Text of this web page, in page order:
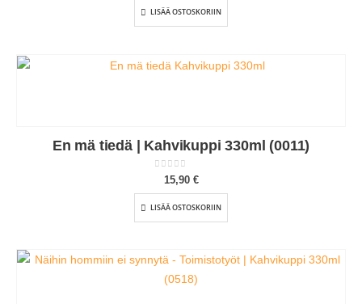
LISÄÄ OSTOSKORIIN
En mä tiedä | Kahvikuppi 330ml (0011)
out of 5
15,90 €
LISÄÄ OSTOSKORIIN